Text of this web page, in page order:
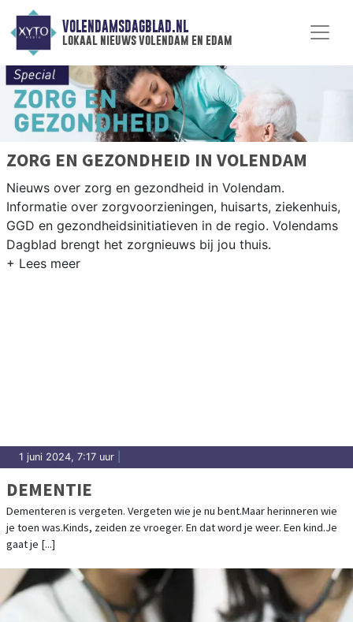
VOLENDAMSDAGBLAD.NL
lokaal nieuws volendam en edam
ZORG EN GEZONDHEID IN VOLENDAM
Nieuws over zorg en gezondheid in Volendam.
Informatie over zorgvoorzieningen, huisarts, ziekenhuis,
GGD en gezondheidsinitiatieven in de regio. Volendams
Dagblad brengt het zorgnieuws bij jou thuis.
1 juni 2024, 7:17 uur
DEMENTIE
Dementeren is vergeten. Vergeten wie je nu bent.Maar herinneren wie
je toen was.Kinds, zeiden ze vroeger. En dat word je weer. Een kind.Je
gaat je [...]